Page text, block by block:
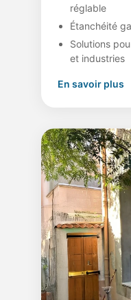
réglable
Étanchéité
Solutions
et industries
En savoir plus